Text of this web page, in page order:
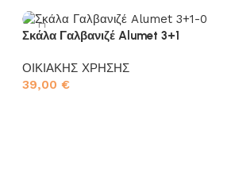
Σκάλα Γαλβανιζέ Alumet 3+1
ΟΙΚΙΑΚΗΣ ΧΡΗΣΗΣ
39,00€